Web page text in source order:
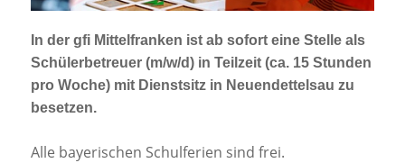
Jobportal
Presse und Medien
bbw e. V.
In der gfi Mittelfranken ist ab soforteine Stelle als
Schülerbetreuer (m/w/d)in Teilzeit (ca. 15 Stunden
pro Woche) mit Dienstsitz in Neuendettelsau zu
besetzen.
Alle bayerischen Schulferien sind frei.